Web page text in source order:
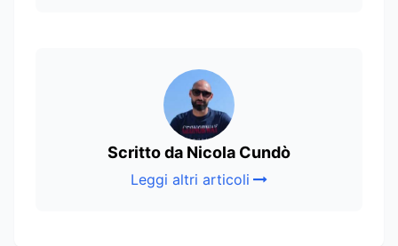
Scritto da Nicola Cundò
Leggi altri articoli